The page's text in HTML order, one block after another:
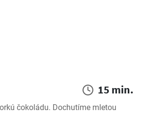
15 min.
čokoládu. Dochutíme mletou